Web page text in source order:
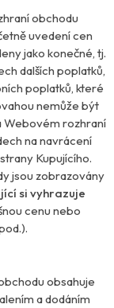
obchodu
uvedení cen
jako konečné, tj.
dalších poplatků,
poplatků, které
nemůže být
Webovém rozhraní
na navrácení
Kupujícího.
jsou zobrazovány
si vyhrazuje
cenu nebo
obsahuje
a dodáním